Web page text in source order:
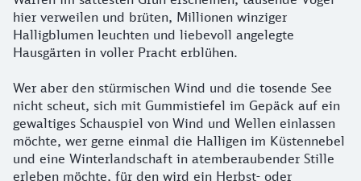
hier verweilen und brüten, Millionen winziger
Halligblumen leuchten und liebevoll angelegte
Hausgärten in voller Pracht erblühen.
Wer aber den stürmischen Wind und die tosende See
nicht scheut, sich mit Gummistiefel im Gepäck auf ein
gewaltiges Schauspiel von Wind und Wellen einlassen
möchte, wer gerne einmal die Halligen im Küstennebel
und eine Winterlandschaft in atemberaubender Stille
erleben möchte, für den wird ein Herbst- oder